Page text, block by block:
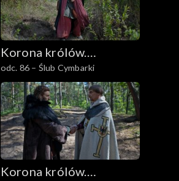
Korona królów.
Jagiellonowie
odc. 86 – Ślub Cymbarki
Korona królów.